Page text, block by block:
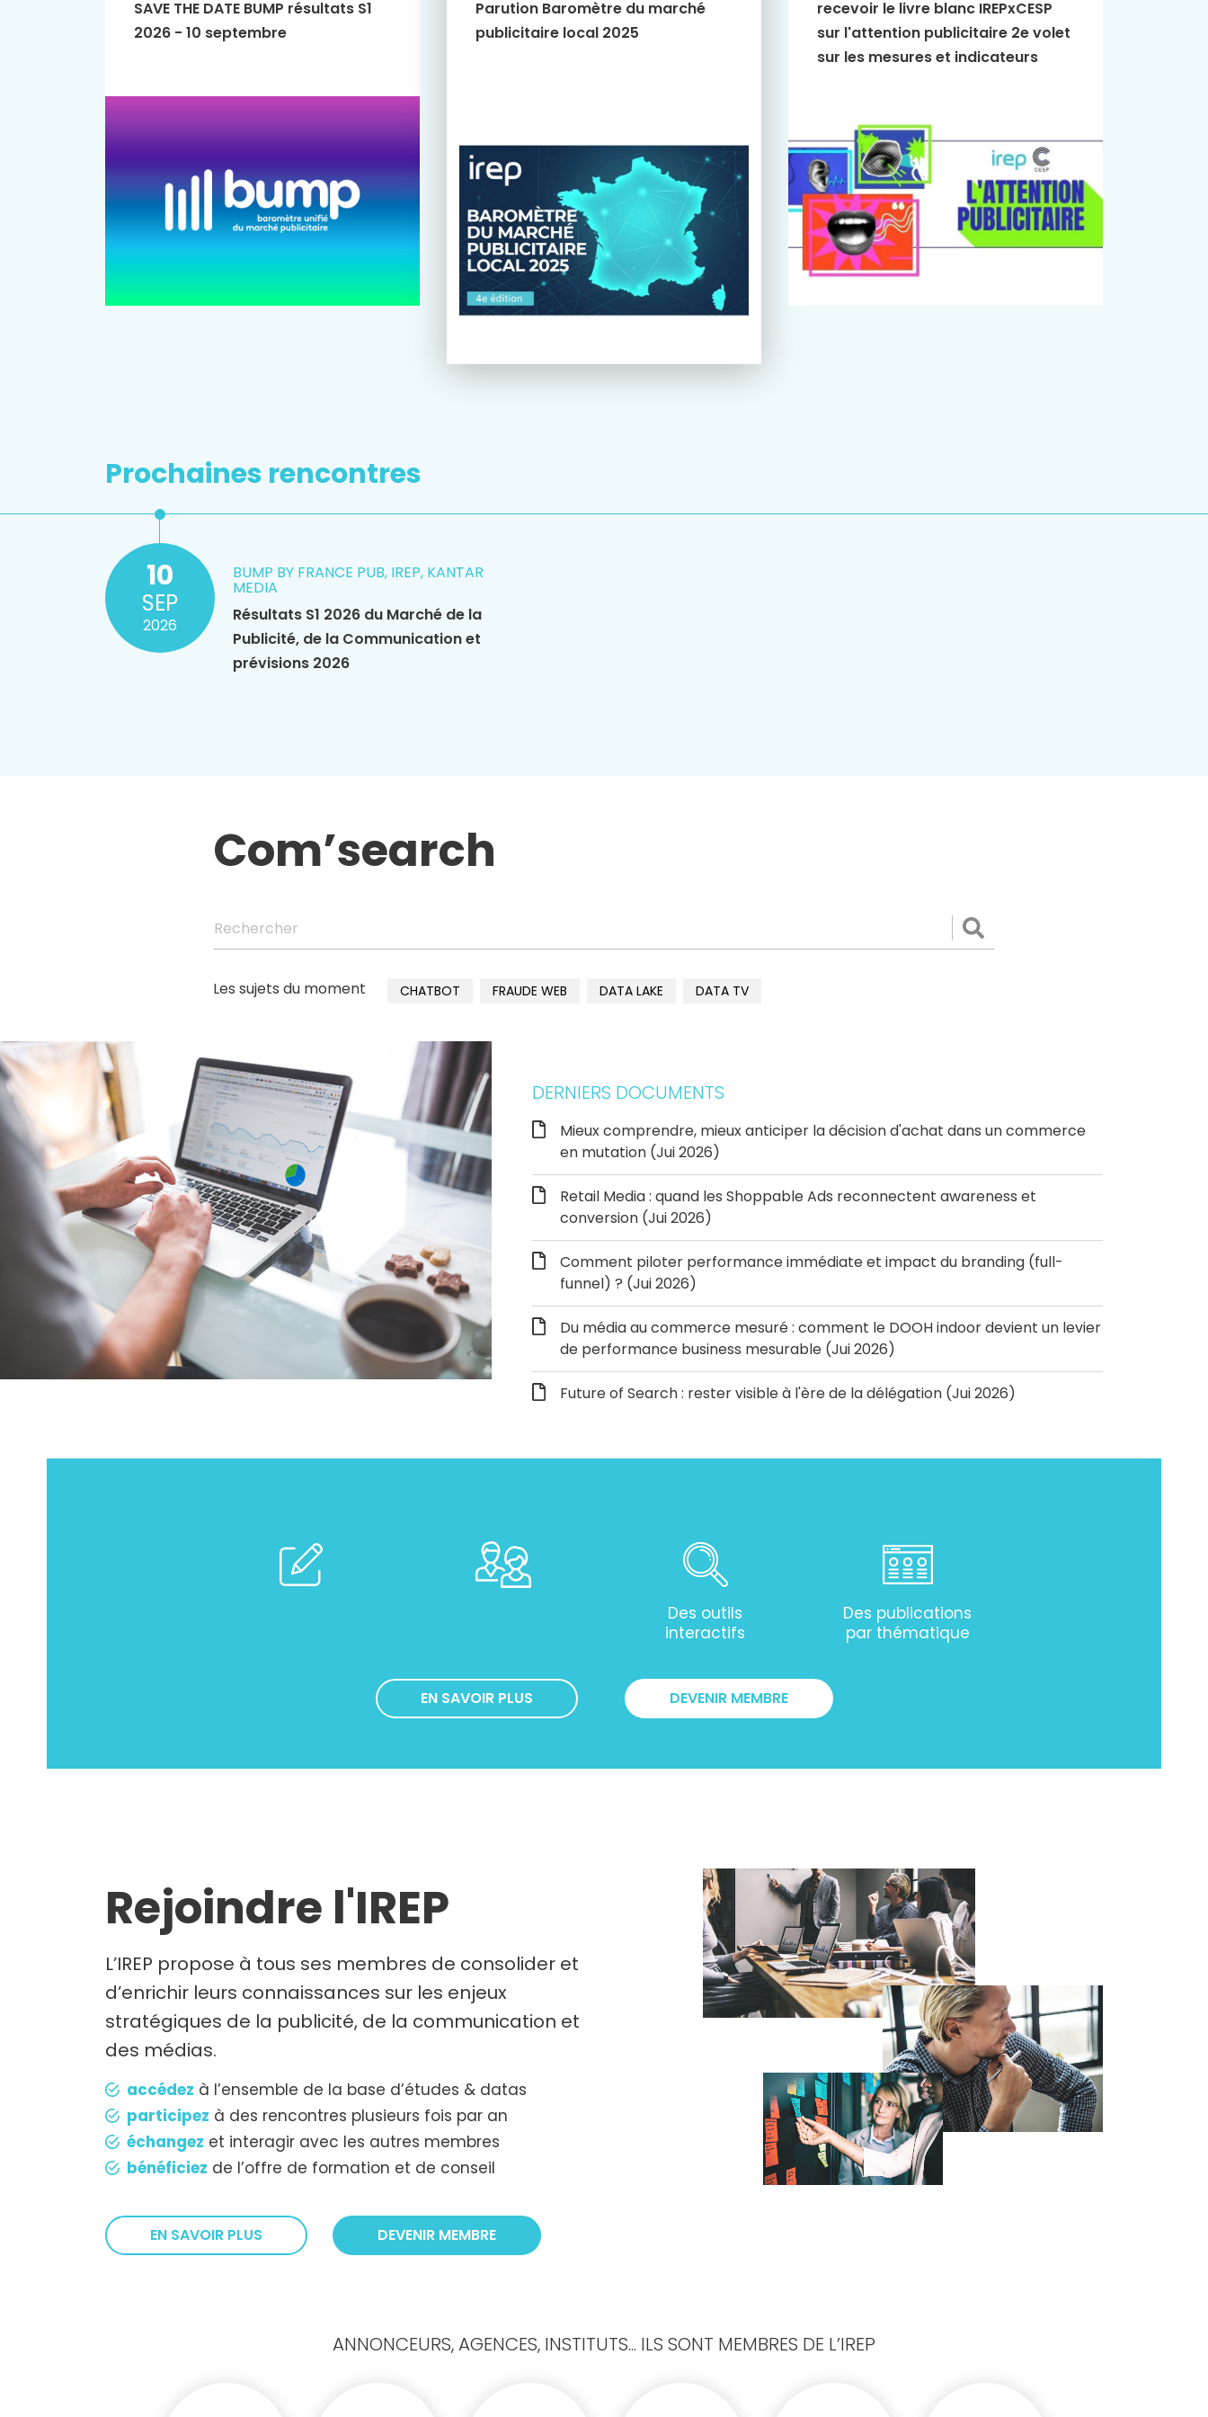
SAVE THE DATE BUMP résultats S1
2026 - 10 septembre
Parution Baromètre du marché
publicitaire local 2025
recevoir le livre blanc IREPxCESP
sur l'attention publicitaire 2e volet
sur les mesures et indicateurs
Prochaines rencontres
10
SEP
2026
BUMP BY FRANCE PUB, IREP, KANTAR
MEDIA
Résultats S1 2026 du Marché de la
Publicité, de la Communication et
prévisions 2026
Com’search
Rechercher
Les sujets du moment CHATBOT FRAUDE WEB DATA LAKE DATA TV
DERNIERS DOCUMENTS
Mieux comprendre, mieux anticiper la décision d'achat dans un commerce
en mutation (Jui 2026)
Retail Media : quand les Shoppable Ads reconnectent awareness et
conversion (Jui 2026)
Comment piloter performance immédiate et impact du branding (full-
funnel) ? (Jui 2026)
Du média au commerce mesuré : comment le DOOH indoor devient un levier
de performance business mesurable (Jui 2026)
Future of Search : rester visible à l'ère de la délégation (Jui 2026)
Des outils
interactifs
Des publications
par thématique
EN SAVOIR PLUS DEVENIR MEMBRE
Rejoindre l'IREP
L’IREP propose à tous ses membres de consolider et
d’enrichir leurs connaissances sur les enjeux
stratégiques de la publicité, de la communication et
des médias.
accédez à l’ensemble de la base d’études & datas
participez à des rencontres plusieurs fois par an
échangez et interagir avec les autres membres
bénéficiez de l’offre de formation et de conseil
EN SAVOIR PLUS DEVENIR MEMBRE
ANNONCEURS, AGENCES, INSTITUTS... ILS SONT MEMBRES DE L’IREP